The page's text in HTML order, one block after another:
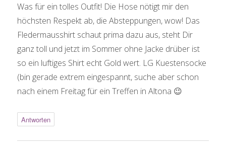
Was für ein tolles Outfit! Die Hose nötigt mir den
höchsten Respekt ab, die Absteppungen, wow! Das
Fledermausshirt schaut prima dazu aus, steht Dir
ganz toll und jetzt im Sommer ohne Jacke drüber ist
so ein luftiges Shirt echt Gold wert. LG Kuestensocke
(bin gerade extrem eingespannt, suche aber schon
nach einem Freitag für ein Treffen in Altona 😉
Antworten